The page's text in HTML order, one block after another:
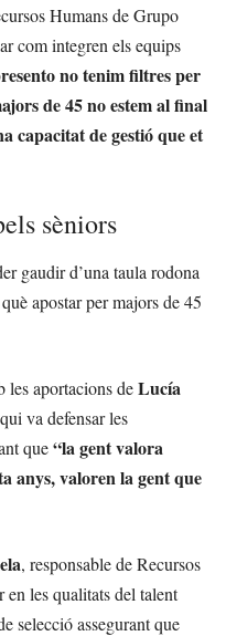
Humans de Grupo
com integren els equips
no tenim filtres per
de 45 no estem al final
capacitat de gestió que et
sèniors
gaudir d’una taula rodona
apostar per majors de 45
les aportacions deLucía
va defensar les
que“la gent valora
anys, valoren la gent que
, responsable de Recursos
les qualitats del talent
selecció assegurant que